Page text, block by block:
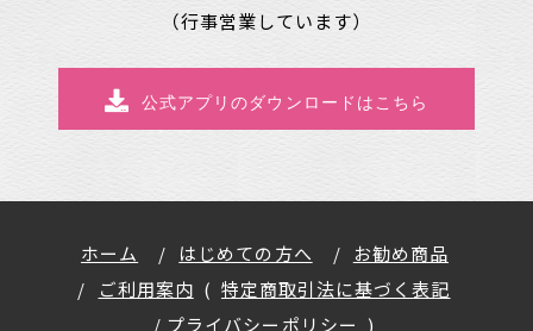
（行事営業しています）
公式アプリのダウンロードはこちら
ホーム はじめての方へ
お勧め商品
ご利用案内
特定商取引法に基づく表記
プライバシーポリシー